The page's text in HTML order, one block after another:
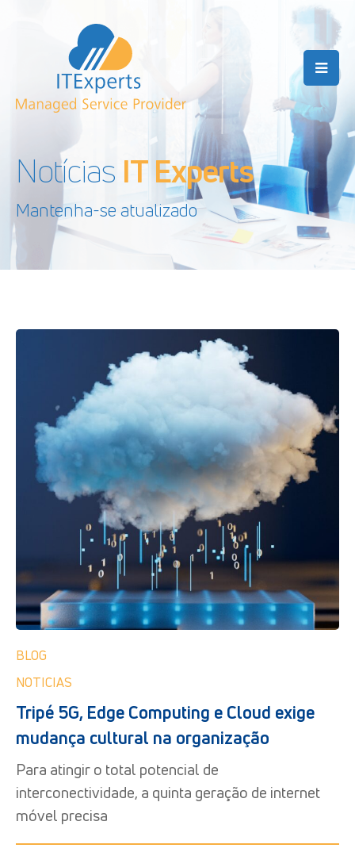
Notícias IT Experts
Mantenha-se atualizado
BLOG
NOTICIAS
Tripé 5G, Edge Computing e Cloud exige
mudança cultural na organização
Para atingir o total potencial de
interconectividade, a quinta geração de internet
móvel precisa